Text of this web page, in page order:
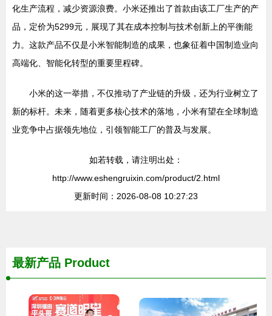
化生产流程，减少资源浪费。小米还推出了首款由该工厂生产的产
品，定价为5299元，展现了其在成本控制与技术创新上的平衡能
力。这款产品不仅是小米智能制造的成果，也象征着中国制造业向
高端化、智能化转型的重要里程碑。
小米的这一举措，不仅推动了产业链的升级，还为行业树立了
新的标杆。未来，随着更多核心技术的落地，小米有望在全球制造
业竞争中占据领先地位，引领智能工厂的普及与发展。
如若转载，请注明出处：
http://www.eshengruixin.com/product/2.html
更新时间：2026-08-08 10:27:23
最新产品 Product